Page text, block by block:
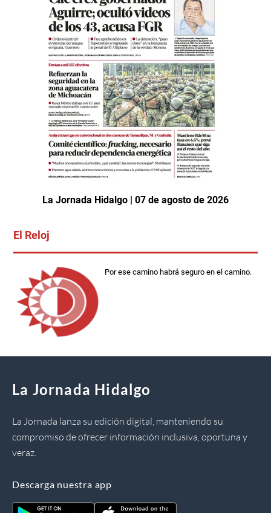
La Jornada Hidalgo | 07 de agosto de 2026
El Reloj
Por ese camino habrá seguro en el camino.
La Jornada Hidalgo
La Jornada lanza su edición digital, manteniendo su
compromiso de ofrecer información inclusiva, oportuna y
veraz.
Descarga nuestra app